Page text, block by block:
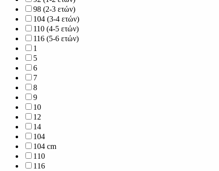
98 (2-3 ετών)
104 (3-4 ετών)
110 (4-5 ετών)
116 (5-6 ετών)
1
5
6
7
8
9
10
12
14
104
104 cm
110
116